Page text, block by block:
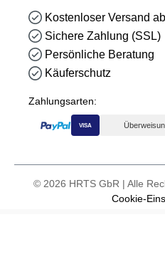
Kostenloser Versand
Sichere Zahlung (SSL)
Persönliche Beratung
Käuferschutz
Zahlungsarten:
VISA
© 2026 HRTS GbR | Alle
Cookie-